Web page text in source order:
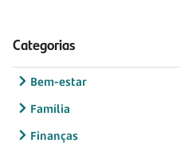
Categorias
Bem-estar
Família
Finanças